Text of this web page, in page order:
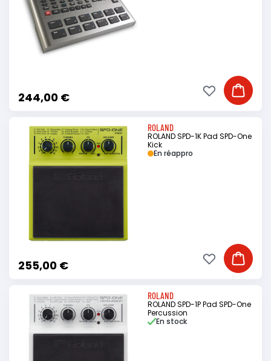
244,00 € Ajouter
Ajouter à ma
ROLAND
ROLAND SPD-1K Pad SPD-One
Kick
255,00 €
En réappro
Ajouter
Ajouter à ma
ROLAND
ROLAND SPD-1P Pad SPD-One
Percussion
En stock